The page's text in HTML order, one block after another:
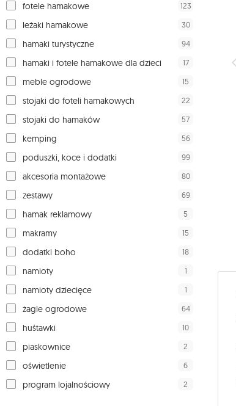
fotele hamakowe 123
leżaki hamakowe 30
hamaki turystyczne 94
hamaki i fotele hamakowe dla dzieci 17
meble ogrodowe 15
stojaki do foteli hamakowych 22
stojaki do hamaków 57
kemping 56
poduszki, koce i dodatki 99
akcesoria montażowe 80
zestawy 69
hamak reklamowy 5
makramy 15
dodatki boho 18
namioty 1
namioty dziecięce 1
żagle ogrodowe 64
huśtawki 10
piaskownice 2
oświetlenie 6
program lojalnościowy 2